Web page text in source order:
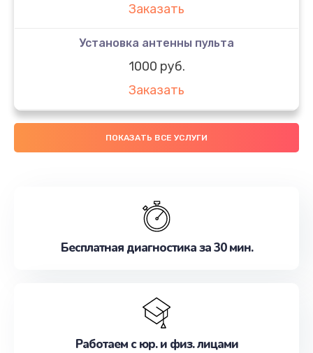
Заказать
Установка антенны пульта
1000 руб.
Заказать
ПОКАЗАТЬ ВСЕ УСЛУГИ
Бесплатная диагностика за 30 мин.
Работаем с юр. и физ. лицами